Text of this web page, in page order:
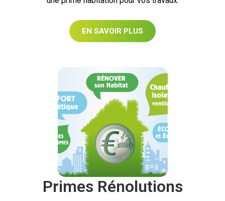
EN SAVOIR PLUS
Primes Rénolutions